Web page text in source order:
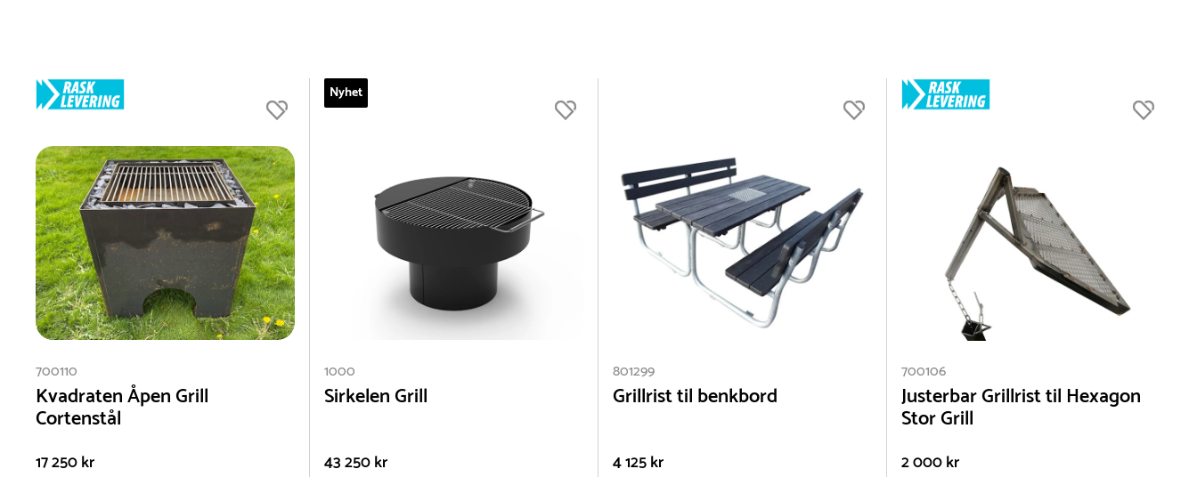
700110
Kvadraten Åpen Grill
Cortenstål
17 250 kr
Nyhet
1000
Sirkelen Grill
43 250 kr
801299
Grillrist til benkbord
4 125 kr
700106
Justerbar Grillrist til Hexagon
Stor Grill
2 000 kr